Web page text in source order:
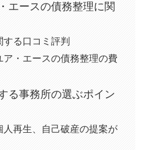
エースの債務整理に関
する口コミ評判
ア・エースの債務整理の費
る事務所の選ぶポイン
人再生、自己破産の提案が